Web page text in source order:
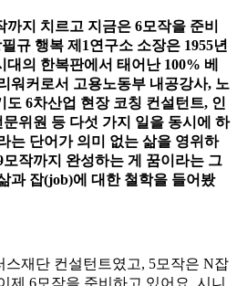
지 치르고 지금은 6모작을 준비
규 행복 제1연구소 소장은 1955년
의 한복판에서 태어난 100% 베
워커로서 고용노동부 내공강사, 노
6차산업 현장 코칭 컨설턴트, 인
위원 등 다섯 가지 일을 동시에 하
는 단어가 의미 없는 삶을 영위하
작까지 완성하는 게 꿈이라는 그
과 잡(job)에 대한 철학을 들어봤
스재단 컨설턴트였고, 5모작은 N잡